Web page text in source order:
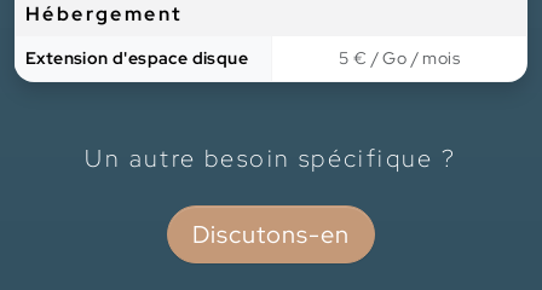
Hébergement
Extension d'espace disque 5 € / Go / mois
Un autre besoin spécifique ?
Discutons-en